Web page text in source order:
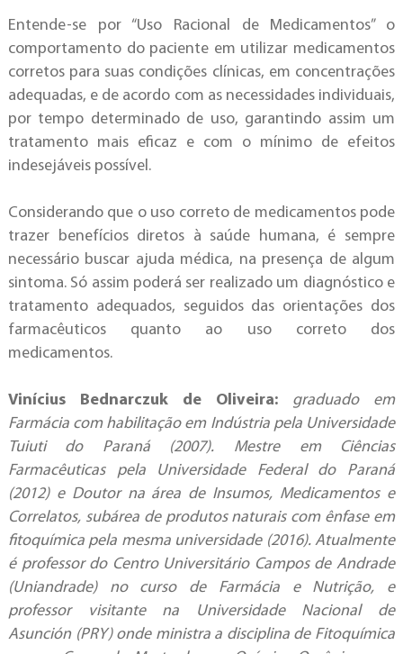
Entende-se por “Uso Racional
de Medicamentos” o
comportamento do paciente em utilizar medicamentos
corretos para suas condições clínicas, em concentrações
adequadas, e de acordo com as necessidades individuais,
por tempo determinado de uso, garantindo assim um
tratamento mais eficaz e com o mínimo de efeitos
indesejáveis possível.
Considerando que o uso correto de medicamentos pode
trazer benefícios diretos à saúde humana, é sempre
necessário buscar ajuda médica, na presença de algum
sintoma. Só assim poderá ser realizado um diagnóstico e
tratamento adequados, seguidos das orientações dos
farmacêuticos quanto ao uso correto dos
medicamentos.
Vinícius Bednarczuk de Oliveira:
graduado em
Farmácia com habilitação em Indústria pela Universidade
Tuiuti do Paraná (2007). Mestre em Ciências
Farmacêuticas pela Universidade Federal do Paraná
(2012) e Doutor na área de Insumos, Medicamentos e
Correlatos, subárea de produtos naturais com ênfase em
fitoquímica pela mesma universidade (2016). Atualmente
é professor do Centro Universitário Campos de Andrade
(Uniandrade) no curso de Farmácia e Nutrição, e
professor visitante na Universidade Nacional de
Asunción (PRY) onde ministra a disciplina de Fitoquímica